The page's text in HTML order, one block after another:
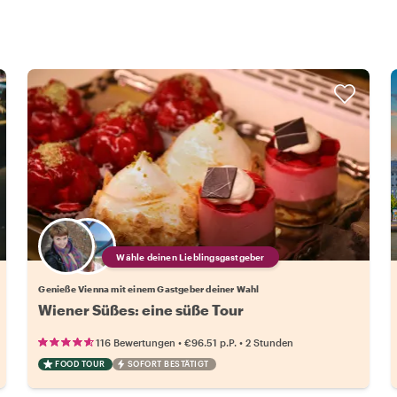
Wähle deinen Lieblingsgastgeber
Genieße Vienna mit einem Gastgeber deiner Wahl
Wiener Süßes: eine süße Tour
116 Bewertungen •€96.51 p.P. •2 Stunden
FOOD TOUR SOFORT BESTÄTIGT